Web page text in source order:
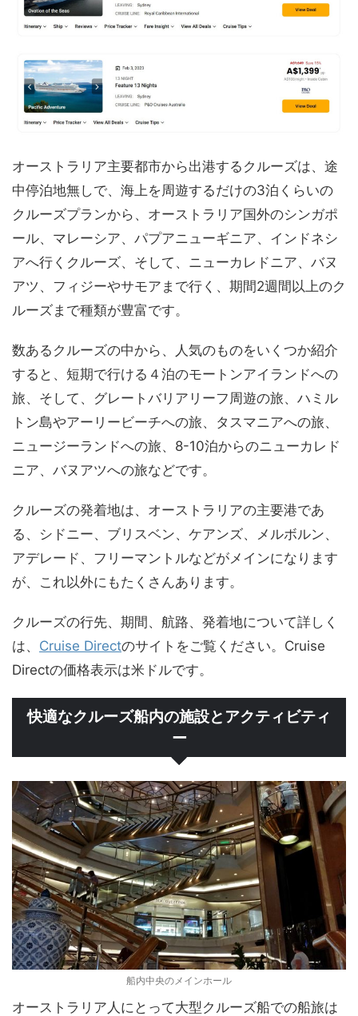
オーストラリア主要都市から出港するクルーズは、途
中停泊地無しで、海上を周遊するだけの3泊くらいの
クルーズプランから、オーストラリア国外のシンガポ
ール、マレーシア、パプアニューギニア、インドネシ
アへ行くクルーズ、そして、ニューカレドニア、バヌ
アツ、フィジーやサモアまで行く、期間2週間以上のク
ルーズまで種類が豊富です。
数あるクルーズの中から、人気のものをいくつか紹介
すると、短期で行ける４泊のモートンアイランドへの
旅、そして、グレートバリアリーフ周遊の旅、ハミル
トン島やアーリービーチへの旅、タスマニアへの旅、
ニュージーランドへの旅、8-10泊からのニューカレド
ニア、バヌアツへの旅などです。
クルーズの発着地は、オーストラリアの主要港であ
る、シドニー、ブリスベン、ケアンズ、メルボルン、
アデレード、フリーマントルなどがメインになります
が、これ以外にもたくさんあります。
クルーズの行先、期間、航路、発着地について詳しく
は、 Cruise Directのサイトをご覧ください。Cruise
Directの価格表示は米ドルです。
快適なクルーズ船内の施設とアクティビティ
ー
船内中央のメインホール
オーストラリア人にとって大型クルーズ船での船旅は